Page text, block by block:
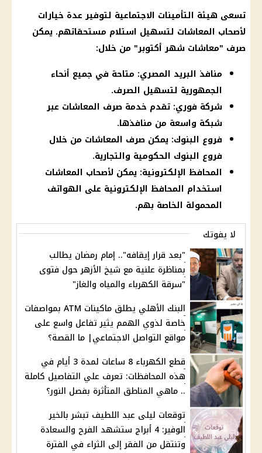
تسعى هيئة التأمينات الاجتماعية لتوفير عدة خيارات
لأصحاب المعاشات لتسهيل استلام مستحقاتهم. يمكن
صرف "معاشات شهر أكتوبر" من خلال:
منافذ البريد المصري: متاحة في جميع أنحاء
الجمهورية لتسهيل الصرف.
شركة فوري: تقدم خدمة صرف المعاشات عبر
شبكة واسعة من منافذها.
فروع البنوك: يمكن صرف المعاشات من خلال
فروع البنوك الحكومية والتجارية.
المحافظ الإلكترونية: يمكن لأصحاب المعاشات
استخدام المحافظ الإلكترونية على الهواتف
المحمولة الخاصة بهم.
لا يفوتك
"بعد قرار إيقافه".. إمام رمضان يطالب
بمناظرة علنية مع شيخ الأزهر حول فتوى
"سرقة الكهرباء والمياه والغاز"
البنك الأهلي يطلق ماكينات ATM بمواصفات
خاصة لذوي الهمم يثير تفاعل واسع على
مواقع التواصل الاجتماعي| ما القصة؟
قطع الكهرباء 8 ساعات لمدة 3 أيام في
هذه المحافظات: تعرف علي التفاصيل كاملة
.. ماهي المناطق المتأثرة بفصل النور؟
توقعات ليلى عبد اللطيف تبشر بالخير
الوفير: 4 أبراج ستشهد الفرح والسعادة
وتنتقل من الفقر إلى الثراء في الفترة